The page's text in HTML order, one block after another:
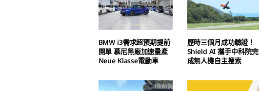
BMW i3需求超預期提前
開單 慕尼黑廠加速量產
Neue Klasse電動車
歷時三個月成功驗證！
Shield AI 攜手中科院完
成無人機自主搜索